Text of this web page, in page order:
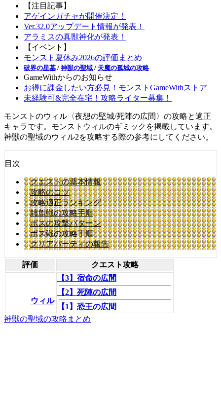
【注目記事】
アゲインガチャが開催決定！
Ver.32.0アップデート情報が発表！
アラミスの真獣神化が発表！
【イベント】
モンスト夏休み2026の評価まとめ
破界の星墓 / 神獣の聖域 / 天魔の孤城の攻略
GameWithからのお知らせ
お得に課金したい方必見！モンストGameWithストア
未経験可&完全在宅！攻略ライター募集！
モンストのウィル〈夜想の堅城/死陣の広間〉の攻略と適正
キャラです。モンストウィルのギミックを掲載しています。
神獣の聖域のウィル2を攻略する際の参考にしてください。
目次
クエストの基本情報
攻略のコツ
攻略適正ランキング
雑魚戦の攻略手順
ボスの攻撃パターン
ボス戦の攻略手順
クリアパーティの報告
評価 クエスト攻略
ウィル
【3】宿命の広間
【2】死陣の広間
【1】恐王の広間
神獣の聖域の攻略まとめ